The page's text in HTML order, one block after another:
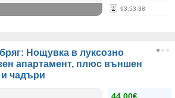
93:53:38
Нощувка в луксозно
апартамент, плюс външен
чадъри